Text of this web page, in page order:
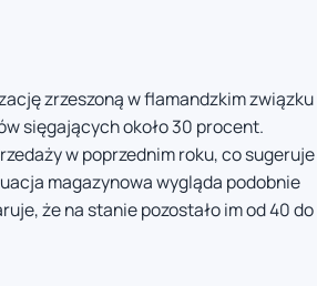
zrzeszoną w flamandzkim związku
sięgających około 30 procent.
w poprzednim roku, co sugeruje
magazynowa wygląda podobnie
że na stanie pozostało im od 40 do